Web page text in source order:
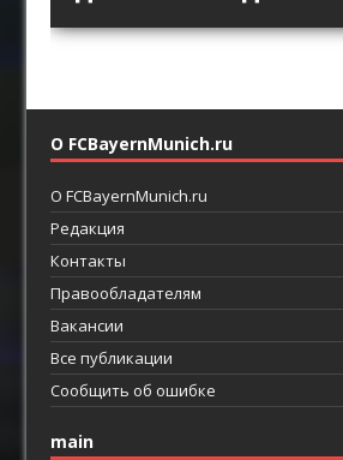
футбол
линиями
О FCBayernMunich.ru
О FCBayernMunich.ru
Редакция
Контакты
Правообладателям
Вакансии
Все публикации
Сообщить об ошибке
main